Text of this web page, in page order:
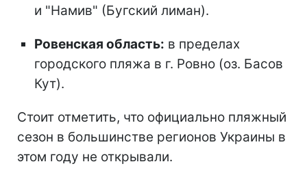
и "Намив" (Бугский лиман).
Ровенская область: в пределах
городского пляжа в г. Ровно (оз. Басов
Кут).
Стоит отметить, что официально пляжный
сезон в большинстве регионов Украины в
этом году не открывали.